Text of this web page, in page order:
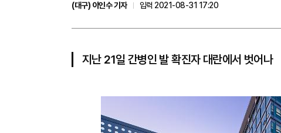
(대구) 이인수 기자
입력 2021-08-31 17:20
지난 21일 간병인 발 확진자 대란에서 벗어나